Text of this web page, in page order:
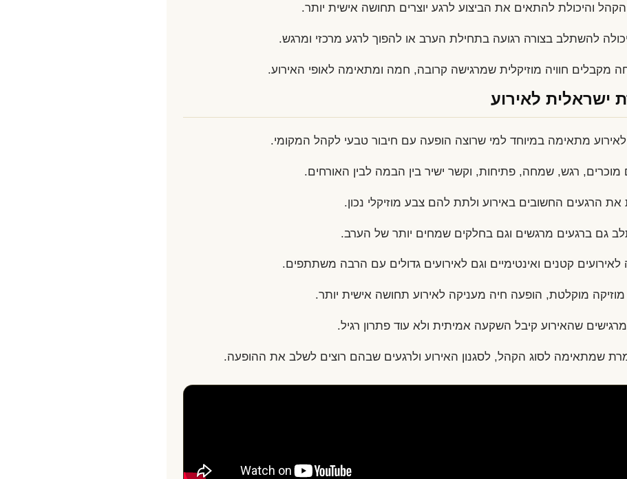
והיכולת להתאים את הביצוע לרגע יוצרים תחושה אישית יותר.
להשתלב בצורה רגועה בתחילת הערב או להפוך לרגע מרכזי ומרגש.
מקבלים חוויה מוזיקלית שמרגישה קרובה, חמה ומתאימה לאופי האירוע.
ישראלית לאירוע
מתאימה במיוחד למי שרוצה הופעה עם חיבור טבעי לקהל המקומי.
מוכרים, רגש, שמחה, פתיחות, וקשר ישיר בין הבמה לבין האורחים.
הרגעים החשובים באירוע ולתת להם צבע מוזיקלי נכון.
גם ברגעים מרגשים וגם בחלקים שמחים יותר של הערב.
קטנים ואינטימיים וגם לאירועים גדולים עם הרבה משתתפים.
מוקלטת, הופעה חיה מעניקה לאירוע תחושה אישית יותר.
שהאירוע קיבל השקעה אמיתית ולא עוד פתרון רגיל.
שמתאימה לסוג הקהל, לסגנון האירוע ולרגעים שבהם רוצים לשלב את ההופעה.